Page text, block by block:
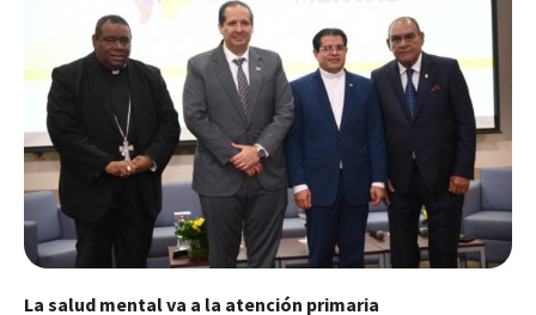
La salud mental va a la atención primaria